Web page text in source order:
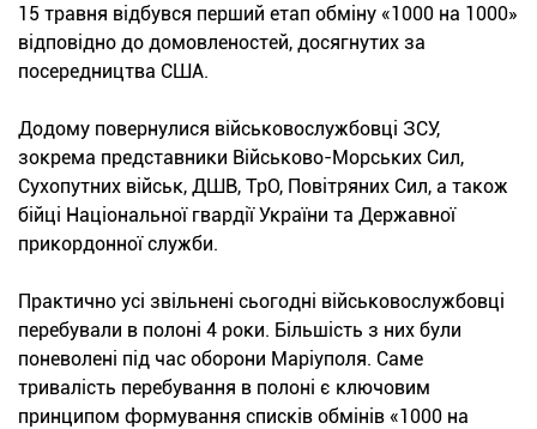
15 травня відбувся перший етап обміну «1000 на 1000»
відповідно до домовленостей, досягнутих за
посередництва США.
Додому повернулися військовослужбовці ЗСУ,
зокрема представники Військово-Морських Сил,
Сухопутних військ, ДШВ, ТрО, Повітряних Сил, а також
бійці Національної гвардії України та Державної
прикордонної служби.
Практично усі звільнені сьогодні військовослужбовці
перебували в полоні 4 роки. Більшість з них були
поневолені під час оборони Маріуполя. Саме
тривалість перебування в полоні є ключовим
принципом формування списків обмінів «1000 на